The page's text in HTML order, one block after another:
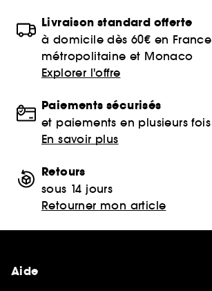
Livraison standard offerte
à domicile dès 60€ en France
métropolitaine et Monaco
Explorer l'offre
Paiements sécurisés
et paiements en plusieurs fois
En savoir plus
Retours
sous 14 jours
Retourner mon article
Aide